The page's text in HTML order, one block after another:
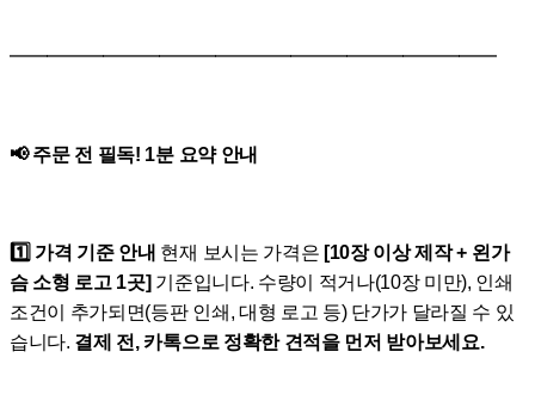
━━━━━━━━━━━━━━━━━━━━━━━━━━
📢 주문 전 필독! 1분 요약 안내
1️⃣ 가격 기준 안내 현재 보시는 가격은 [10장 이상 제작 + 왼가
슴 소형 로고 1곳] 기준입니다. 수량이 적거나(10장 미만), 인쇄
조건이 추가되면(등판 인쇄, 대형 로고 등) 단가가 달라질 수 있
습니다. 결제 전, 카톡으로 정확한 견적을 먼저 받아보세요.